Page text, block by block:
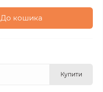
До кошика
Купити